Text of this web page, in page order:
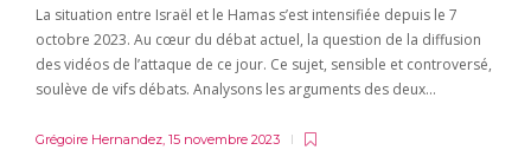
La situation entre Israël et le Hamas s’est intensifiée depuis le 7
octobre 2023. Au cœur du débat actuel, la question de la diffusion
des vidéos de l’attaque de ce jour. Ce sujet, sensible et controversé,
soulève de vifs débats. Analysons les arguments des deux…
Grégoire Hernandez, 15 novembre 2023